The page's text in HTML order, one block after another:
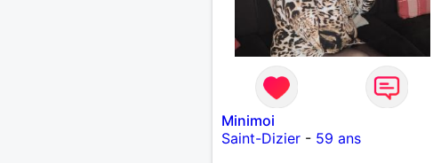
Minimoi
Saint-Dizier- 59 ans